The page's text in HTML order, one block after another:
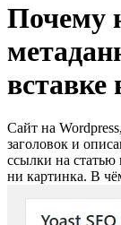
Почему
вставке
Сайт на
заголовок и
ссылки на статью
ни картинка. В